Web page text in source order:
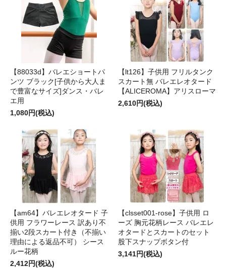
【88033d】バレエショートパ
ンツ ブラック[子供から大人ま
で豊富なサイズ]ダンス・バレ
エ用
1,080円(税込)
【lt126】子供用 フリルタンク
スカート無 バレエレオタード
【ALICEROMA】アリスローマ
2,610円(税込)
【am64】バレエレオタード 子
供用 フラワーレース 訳あり不
揃い2段スカート付き（不揃い
理由による返品不可） シース
ルー花柄
2,412円(税込)
【clsset001-rose】子供用 ロ
ーズ 胸元花柄レース バレエレ
オタードとスカートのセット
股下スナップボタン付
3,141円(税込)